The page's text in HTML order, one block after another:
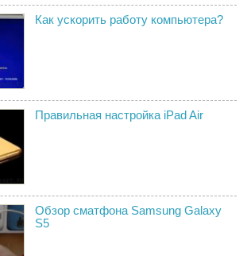
Как ускорить работу компьютера?
Правильная настройка iPad Air
Обзор сматфона Samsung Galaxy
S5